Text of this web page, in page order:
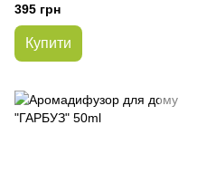
395 грн
Купити